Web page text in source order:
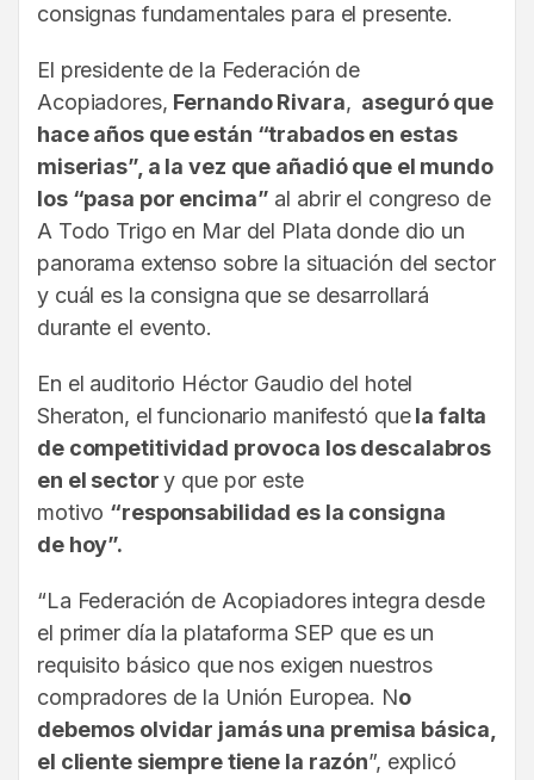
consignas fundamentales para el presente.
El presidente de la Federación de
Acopiadores, Fernando Rivara, aseguró que
hace años que están “trabados en estas
miserias”, a la vez que añadió que el mundo
los “pasa por encima” al abrir el congreso de
A Todo Trigo en Mar del Plata donde dio un
panorama extenso sobre la situación del sector
y cuál es la consigna que se desarrollará
durante el evento.
En el auditorio Héctor Gaudio del hotel
Sheraton, el funcionario manifestó quela falta
de competitividad provoca los descalabros
en el sectory que por este
motivo “responsabilidad es la consigna
de hoy”.
“La Federación de Acopiadores integra desde
el primer día la plataforma SEP que es un
requisito básico que nos exigen nuestros
compradores de la Unión Europea. No
debemos olvidar jamás una premisa básica,
el cliente siempre tiene la razón”, explicó